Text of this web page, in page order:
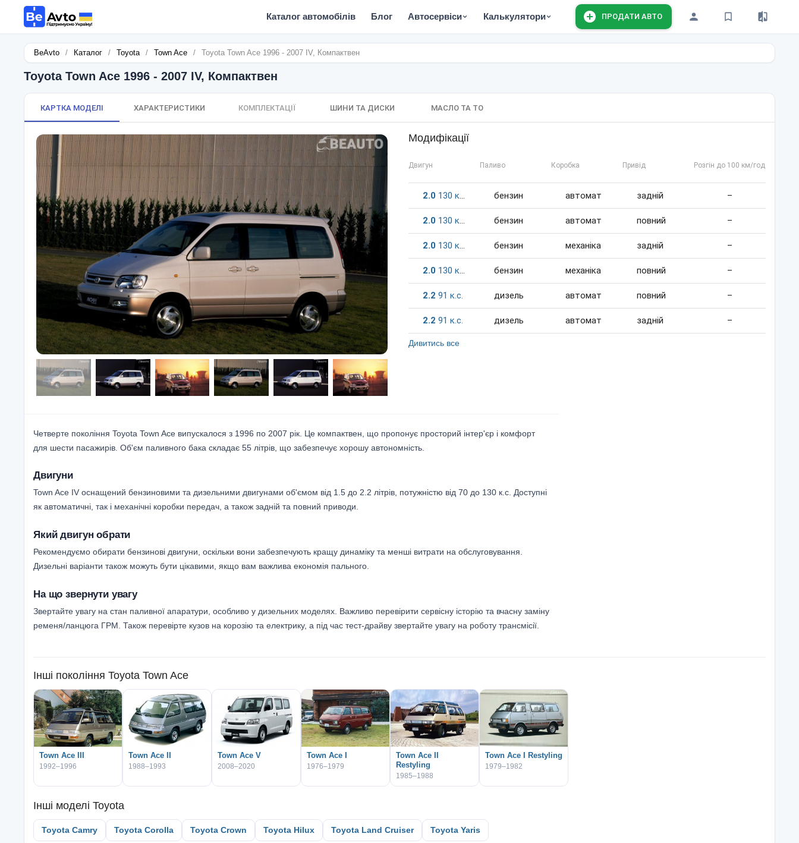
Каталог автомобілів Блог Автосервіси Калькулятори ПРОДАТИ АВТО
BeAvto / Каталог / Toyota / Town Ace / Toyota Town Ace 1996 - 2007 IV, Компактвен
Toyota Town Ace 1996 - 2007 IV, Компактвен
КАРТКА МОДЕЛІ ХАРАКТЕРИСТИКИ КОМПЛЕКТАЦІЇ ШИНИ ТА ДИСКИ МАСЛО ТА ТО
Модифікації
Двигун Паливо Коробка Привід Розгін до 100 км/год
2.0 130 к.c. бензин автомат задній –
2.0 130 к.c. бензин автомат повний –
2.0 130 к.c. бензин механіка задній –
2.0 130 к.c. бензин механіка повний –
2.2 91 к.c. дизель автомат повний –
2.2 91 к.c. дизель автомат задній –
Дивитись все
Четверте покоління Toyota Town Ace випускалося з 1996 по 2007 рік. Це компактвен, що пропонує просторий інтер'єр і комфорт
для шести пасажирів. Об'єм паливного бака складає 55 літрів, що забезпечує хорошу автономність.
Двигуни
Town Ace IV оснащений бензиновими та дизельними двигунами об'ємом від 1.5 до 2.2 літрів, потужністю від 70 до 130 к.с. Доступні
як автоматичні, так і механічні коробки передач, а також задній та повний приводи.
Який двигун обрати
Рекомендуємо обирати бензинові двигуни, оскільки вони забезпечують кращу динаміку та менші витрати на обслуговування.
Дизельні варіанти також можуть бути цікавими, якщо вам важлива економія пального.
На що звернути увагу
Звертайте увагу на стан паливної апаратури, особливо у дизельних моделях. Важливо перевірити сервісну історію та вчасну заміну
ременя/ланцюга ГРМ. Також перевірте кузов на корозію та електрику, а під час тест-драйву звертайте увагу на роботу трансмісії.
Інші покоління Toyota Town Ace
Town Ace III
1992–1996
Town Ace II
1988–1993
Town Ace V
2008–2020
Town Ace I
1976–1979
Town Ace II
Restyling
1985–1988
Town Ace I Restyling
1979–1982
Інші моделі Toyota
Toyota Camry Toyota Corolla Toyota Crown Toyota Hilux Toyota Land Cruiser Toyota Yaris